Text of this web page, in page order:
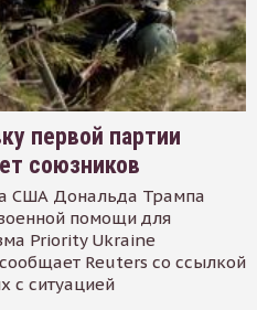
первой партии
союзников
США Дональда Трампа
помощи для
Priority Ukraine
Reuters со ссылкой
с ситуацией